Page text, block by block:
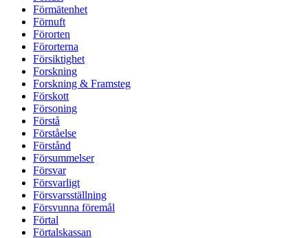
Förmätenhet
Förnuft
Förorten
Förorterna
Försiktighet
Forskning
Forskning & Framsteg
Förskott
Försoning
Förstå
Förståelse
Förstånd
Försummelser
Försvar
Försvarligt
Försvarsställning
Försvunna föremål
Förtal
Förtalskassan